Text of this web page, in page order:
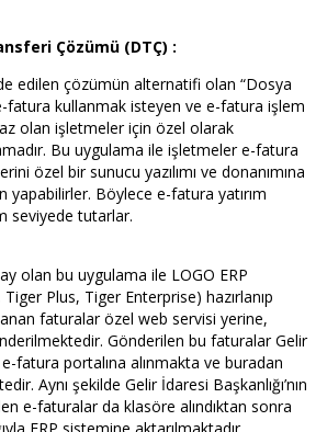
Çözümü (DTÇ) :
edilen çözümün alternatifi olan “Dosya
fatura kullanmak isteyen ve e-fatura işlem
olan işletmeler için özel olarak
Bu uygulama ile işletmeler e-fatura
özel bir sunucu yazılımı ve donanımına
yapabilirler. Böylece e-fatura yatırım
seviyede tutarlar.
olan bu uygulama ile LOGO ERP
Plus, Tiger Enterprise) hazırlanıp
faturalar özel web servisi yerine,
Gönderilen bu faturalar Gelir
e-fatura portalına alınmakta ve buradan
Aynı şekilde Gelir İdaresi Başkanlığı’nın
e-faturalar da klasöre alındıktan sonra